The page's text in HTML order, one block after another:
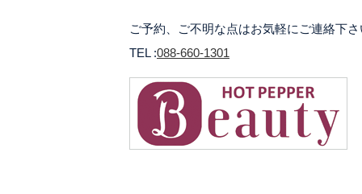
ご予約、ご不明な点はお気軽にご連絡下さ
TEL :088-660-1301